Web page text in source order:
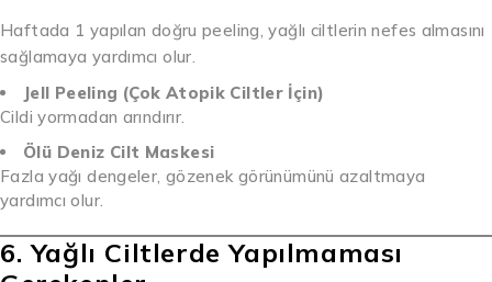
Haftada 1 yapılan doğru peeling, yağlı ciltlerin nefes almasını
sağlamaya yardımcı olur.
Jell Peeling (Çok Atopik Ciltler İçin)
Cildi yormadan arındırır.
Ölü Deniz Cilt Maskesi
Fazla yağı dengeler, gözenek görünümünü azaltmaya
yardımcı olur.
6. Yağlı Ciltlerde Yapılmaması